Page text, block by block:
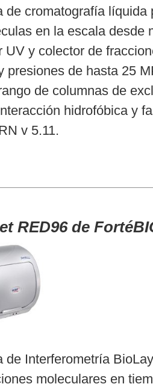
de cromatografía
en la escala desde
UV y colector de
presiones de hasta 25
de columnas de
hidrofóbica y
v 5.11.
RED96 de
de Interferometría
moleculares en